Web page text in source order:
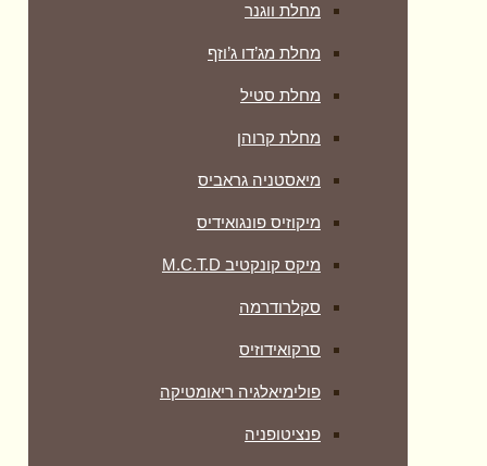
מחלת ווגנר
מחלת מג’דו ג’וזף
מחלת סטיל
מחלת קרוהן
מיאסטניה גראביס
מיקוזיס פונגואידיס
מיקס קונקטיב M.C.T.D
סקלרודרמה
סרקואידוזיס
פולימיאלגיה ריאומטיקה
‏פנציטופניה